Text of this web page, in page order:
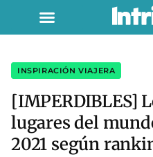
INSPIRACIÓN VIAJERA
[IMPERDIBLES]
lugares del
2021 según